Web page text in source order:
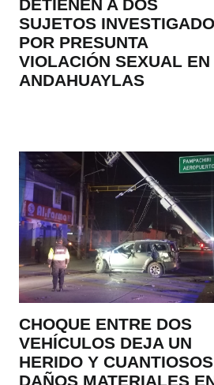
DETIENEN A DOS
SUJETOS
POR PRESUNTA
VIOLACIÓN SEXUAL EN
ANDAHUAYLAS
CHOQUE ENTRE DOS
VEHÍCULOS DEJA UN
HERIDO Y CUANTIOSOS
DAÑOS MATERIALES